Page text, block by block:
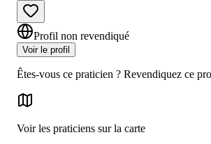
Profil non revendiqué
Voir le profil
Êtes-vous ce praticien ? Revendiquez ce
Voir les praticiens sur la carte